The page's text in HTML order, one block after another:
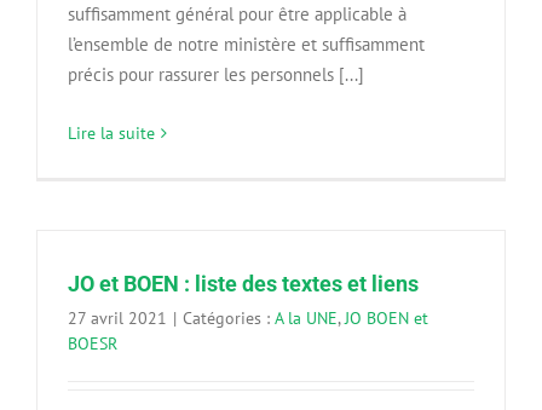
suffisamment général pour être applicable à
l’ensemble de notre ministère et suffisamment
précis pour rassurer les personnels [...]
Lire la suite
JO et BOEN : liste des textes et liens
27 avril 2021 | Catégories : A la UNE, JO BOEN et
BOESR